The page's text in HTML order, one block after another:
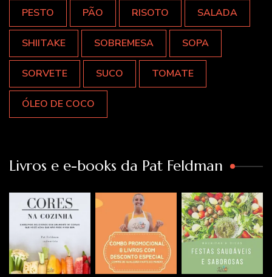
PESTO PÃO RISOTO SALADA
SHIITAKE SOBREMESA SOPA
SORVETE SUCO TOMATE
ÓLEO DE COCO
Livros e e-books da Pat Feldman